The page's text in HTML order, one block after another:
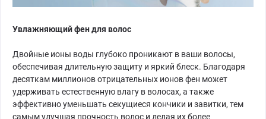
Увлажняющий фен для волос
Двойные ионы воды глубоко проникают в ваши волосы,
обеспечивая длительную защиту и яркий блеск. Благодаря
десяткам миллионов отрицательных ионов фен может
удерживать естественную влагу в волосах, а также
эффективно уменьшать секущиеся кончики и завитки, тем
самым улучшая прочность волос и делая их более